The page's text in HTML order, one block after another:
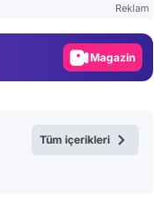
Reklam
Magazin
Tüm içerikleri